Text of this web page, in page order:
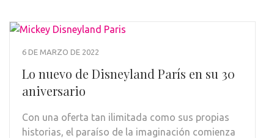
6 DE MARZO DE 2022
Lo nuevo de Disneyland París en su 30
aniversario
Con una oferta tan ilimitada como sus propias
historias, el paraíso de la imaginación comienza